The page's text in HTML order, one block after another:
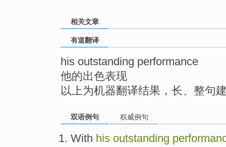
相关文章
有道翻译
his outstanding performance
他的出色表现
以上为机器翻译结果，长、整句
双语例句 权威例句
With his outstanding